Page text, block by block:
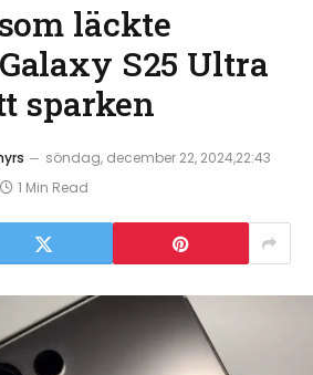
läckte
S25 Ultra
sparken
söndag, december 22, 2024,22:43
1 Min Read